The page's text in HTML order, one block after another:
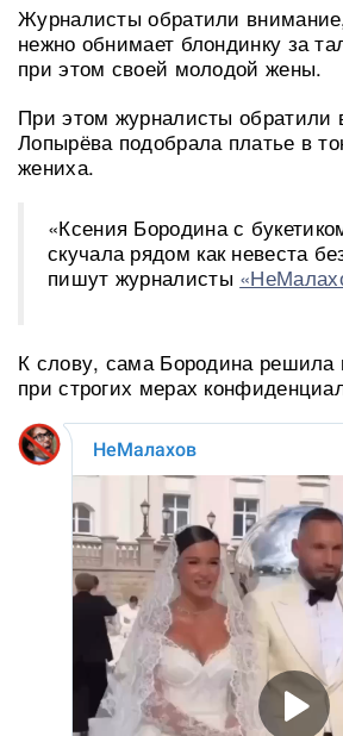
Журналисты обратили
нежно обнимает блондинку за
при этом своей молодой жены.
При этом журналисты обратили
Лопырёва подобрала платье в
жениха.
«Ксения Бородина с
скучала рядом как невеста
пишут журналисты
К слову, сама Бородина решила
при строгих мерах